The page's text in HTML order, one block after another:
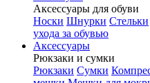
Аксессуары для обуви
Носки Шнурки Стельки
ухода за обувью
Аксессуары
Рюкзаки и сумки
Рюкзаки Сумки